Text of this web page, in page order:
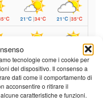
tecnologie come i cookie per
del dispositivo. Il consenso a
dati come il comportamento di
acconsentire o ritirare il
caratteristiche e funzioni.
21°C |34°C 21°C |35°C
21°C
di: